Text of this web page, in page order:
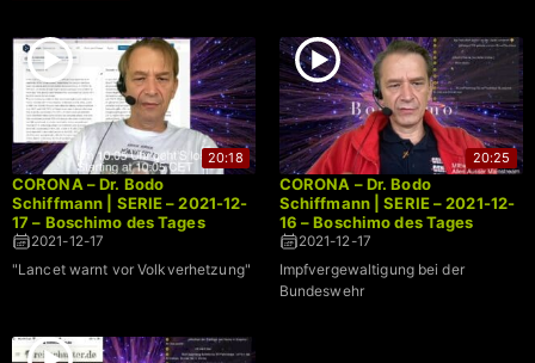
20:18
CORONA – Dr. Bodo
Schiffmann | SERIE – 2021-12-
17 – Boschimo des Tages
2021-12-17
"Lancet warnt vor Volkverhetzung"
20:25
CORONA – Dr. Bodo
Schiffmann | SERIE – 2021-12-
16 – Boschimo des Tages
2021-12-17
Impfvergewaltigung bei der
Bundeswehr